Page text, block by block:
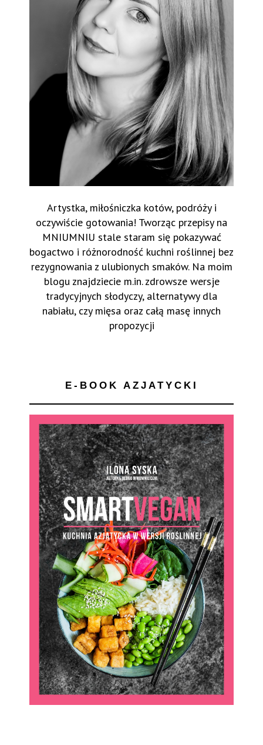
Artystka, miłośniczka kotów, podróży i
oczywiście gotowania! Tworząc przepisy na
MNIUMNIU stale staram się pokazywać
bogactwo i różnorodność kuchni roślinnej bez
rezygnowania z ulubionych smaków. Na moim
blogu znajdziecie m.in. zdrowsze wersje
tradycyjnych słodyczy, alternatywy dla
nabiału, czy mięsa oraz całą masę innych
propozycji
E-BOOK AZJATYCKI